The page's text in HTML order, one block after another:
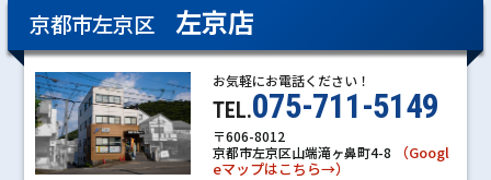
京都市左京区 左京店
お気軽にお電話ください！
TEL.075-711-5149
〒606-8012
京都市左京区山端滝ヶ鼻町4-8
（Googl
eマップはこちら→）